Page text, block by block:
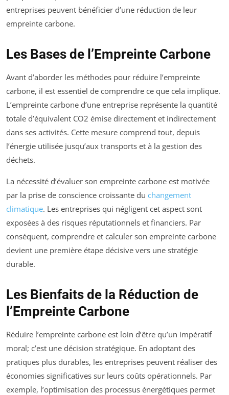
entreprises peuvent bénéficier d’une réduction de leur
empreinte carbone.
Les Bases de l’Empreinte Carbone
Avant d’aborder les méthodes pour réduire l’empreinte
carbone, il est essentiel de comprendre ce que cela implique.
L’empreinte carbone d’une entreprise représente la quantité
totale d’équivalent CO2 émise directement et indirectement
dans ses activités. Cette mesure comprend tout, depuis
l’énergie utilisée jusqu’aux transports et à la gestion des
déchets.
La nécessité d’évaluer son empreinte carbone est motivée
par la prise de conscience croissante du changement
climatique. Les entreprises qui négligent cet aspect sont
exposées à des risques réputationnels et financiers. Par
conséquent, comprendre et calculer son empreinte carbone
devient une première étape décisive vers une stratégie
durable.
Les Bienfaits de la Réduction de
l’Empreinte Carbone
Réduire l’empreinte carbone est loin d’être qu’un impératif
moral; c’est une décision stratégique. En adoptant des
pratiques plus durables, les entreprises peuvent réaliser des
économies significatives sur leurs coûts opérationnels. Par
exemple, l’optimisation des processus énergétiques permet